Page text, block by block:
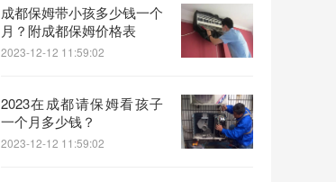
成都保姆带小孩多少钱一个
月？附成都保姆价格表
2023-12-12 11:59:02
2023在成都请保姆看孩子
一个月多少钱？
2023-12-12 11:59:02